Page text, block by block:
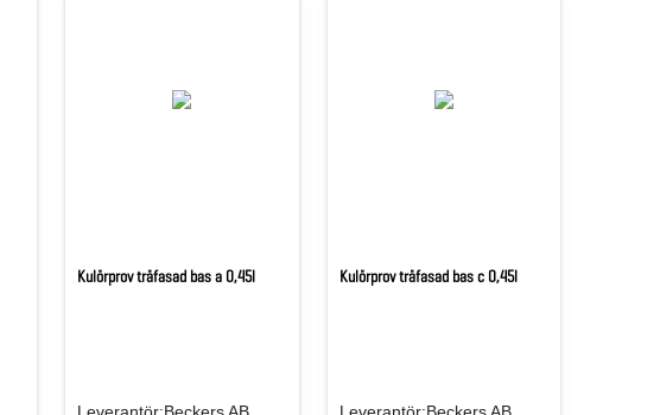
Kulörprov träfasad bas a 0,45l Kulörprov träfasad bas c 0,45l